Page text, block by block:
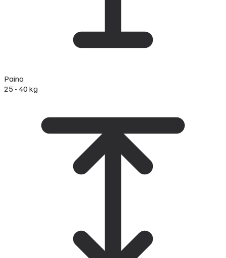
Paino
25 - 40 kg